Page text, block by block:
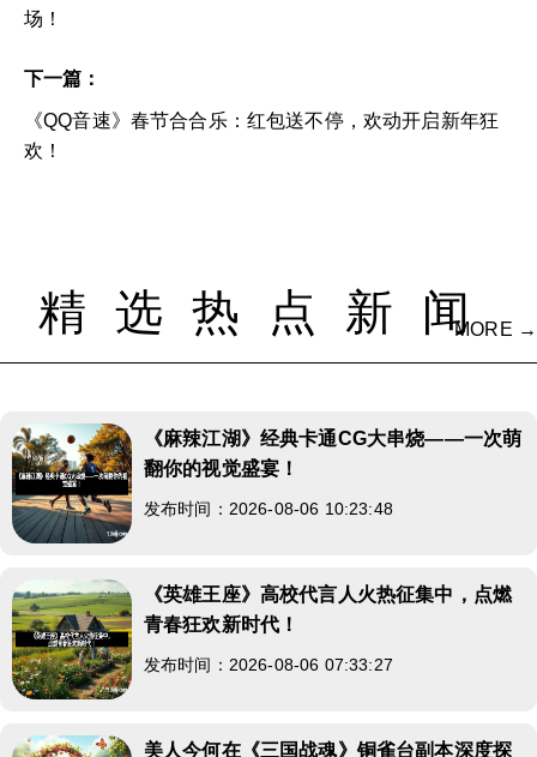
场！
下一篇：
《QQ音速》春节合合乐：红包送不停，欢动开启新年狂
欢！
精选热点新闻
MORE →
《麻辣江湖》经典卡通CG大串烧——一次萌
翻你的视觉盛宴！
发布时间：2026-08-06 10:23:48
《英雄王座》高校代言人火热征集中，点燃
青春狂欢新时代！
发布时间：2026-08-06 07:33:27
美人今何在《三国战魂》铜雀台副本深度探